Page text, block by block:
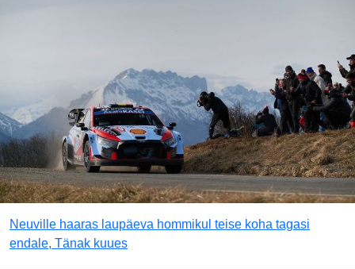
Neuville haaras laupäeva hommikul teise koha tagasi
endale, Tänak kuues